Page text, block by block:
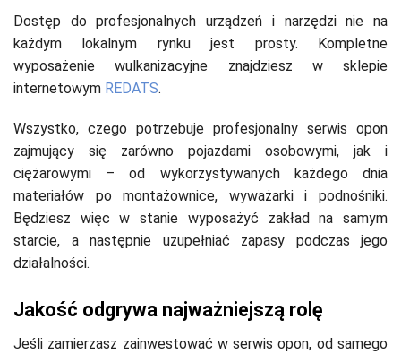
Dostęp do profesjonalnych urządzeń i narzędzi nie na
każdym lokalnym rynku jest prosty. Kompletne
wyposażenie wulkanizacyjne znajdziesz w sklepie
internetowym REDATS.
Wszystko, czego potrzebuje profesjonalny serwis opon
zajmujący się zarówno pojazdami osobowymi, jak i
ciężarowymi – od wykorzystywanych każdego dnia
materiałów po montażownice, wyważarki i podnośniki.
Będziesz więc w stanie wyposażyć zakład na samym
starcie, a następnie uzupełniać zapasy podczas jego
działalności.
Jakość odgrywa najważniejszą rolę
Jeśli zamierzasz zainwestować w serwis opon, od samego